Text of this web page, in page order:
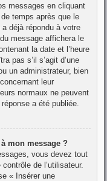
messages en cliquant
temps après que le
déjà répondu à votre
message affichera le
la date et l’heure
pas s’il s’agit d’une
un administrateur, bien
leur
normaux ne peuvent
a été publiée.
mon message ?
vous devez tout
de l’utilisateur.
« Insérer une